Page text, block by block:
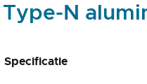
N
Specificatie